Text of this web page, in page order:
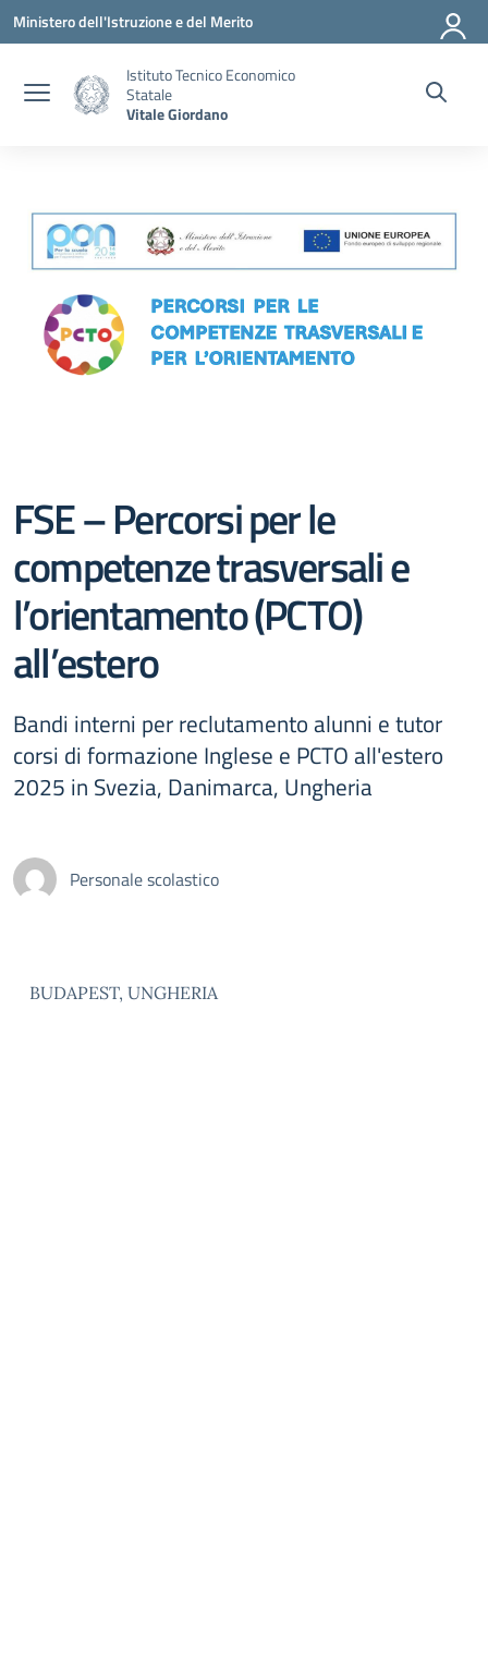
Vai ai contenuti
Vai al menu di navigazione
Vai al footer
Ministero dell'Istruzione e del Merito
Istituto Tecnico Economico
Statale
Vitale Giordano
FSE – Percorsi per le
competenze trasversali e
l’orientamento (PCTO)
all’estero
Bandi interni per reclutamento alunni e tutor
corsi di formazione Inglese e PCTO all'estero
2025 in Svezia, Danimarca, Ungheria
Personale scolastico
BUDAPEST, UNGHERIA